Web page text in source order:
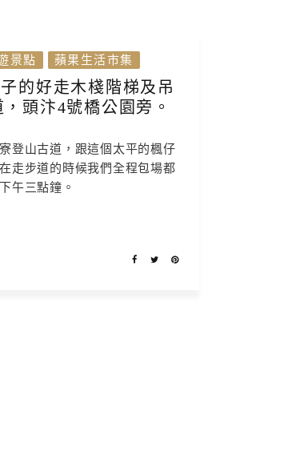
景點 蘋果生活市集
的好走木棧階梯及吊
頭汴4號橋公園旁。
登山古道，跟這個太平的楓仔
走步道的時候我們全程包場都
午三點鐘。